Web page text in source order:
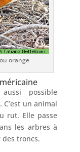
orange
possible
C’est un animal
rut. Elle passe
les arbres à
des troncs.